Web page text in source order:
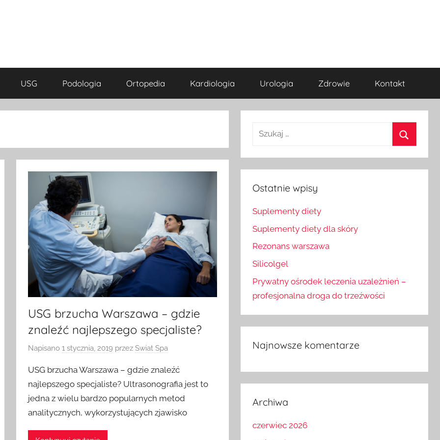
USG Podologia Ortopedia Kardiologia Urologia Zdrowie Kontakt
USG brzucha Warszawa – gdzie
znaleźć najlepszego specjaliste?
Napisano1 stycznia, 2019 przezSwiat Spa
USG brzucha Warszawa – gdzie znaleźć
najlepszego specjaliste? Ultrasonografia jest to
jedna z wielu bardzo popularnych metod
analitycznych, wykorzystujących zjawisko
Szukaj
Ostatnie wpisy
Suplementy diety
Suplementy diety dla skóry
Rezonans warszawa
Silicolgel
Prywatny ośrodek leczenia uzależnień –
profesjonalna droga do trzeźwości
Najnowsze komentarze
Archiwa
czerwiec 2026